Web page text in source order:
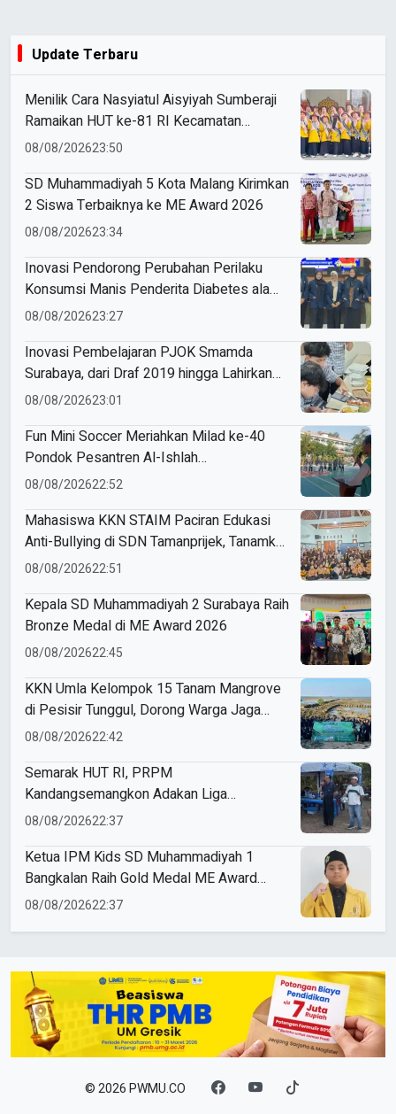
Update Terbaru
Menilik Cara Nasyiatul Aisyiyah Sumberaji
Ramaikan HUT ke-81 RI Kecamatan
Sukodadi
08/08/202623:50
SD Muhammadiyah 5 Kota Malang Kirimkan
2 Siswa Terbaiknya ke ME Award 2026
08/08/202623:34
Inovasi Pendorong Perubahan Perilaku
Konsumsi Manis Penderita Diabetes ala
Mahasiswa Unesa
08/08/202623:27
Inovasi Pembelajaran PJOK Smamda
Surabaya, dari Draf 2019 hingga Lahirkan
Modul Gizi Digital
08/08/202623:01
Fun Mini Soccer Meriahkan Milad ke-40
Pondok Pesantren Al-Ishlah
Sendangagung
08/08/202622:52
Mahasiswa KKN STAIM Paciran Edukasi
Anti-Bullying di SDN Tamanprijek, Tanamkan
Empati Sejak Dini
08/08/202622:51
Kepala SD Muhammadiyah 2 Surabaya Raih
Bronze Medal di ME Award 2026
08/08/202622:45
KKN Umla Kelompok 15 Tanam Mangrove
di Pesisir Tunggul, Dorong Warga Jaga
Lingkungan
08/08/202622:42
Semarak HUT RI, PRPM
Kandangsemangkon Adakan Liga
Kemerdekaan 2026
08/08/202622:37
Ketua IPM Kids SD Muhammadiyah 1
Bangkalan Raih Gold Medal ME Award
2026
08/08/202622:37
© 2026 PWMU.CO